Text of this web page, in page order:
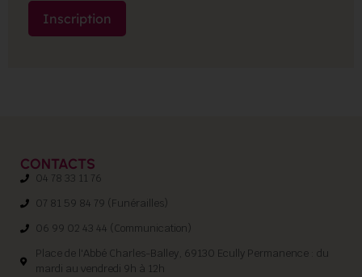
CONTACTS
04 78 33 11 76
07 81 59 84 79 (Funérailles)
06 99 02 43 44 (Communication)
Place de l'Abbé Charles-Balley, 69130 Ecully Permanence : du
mardi au vendredi 9h à 12h